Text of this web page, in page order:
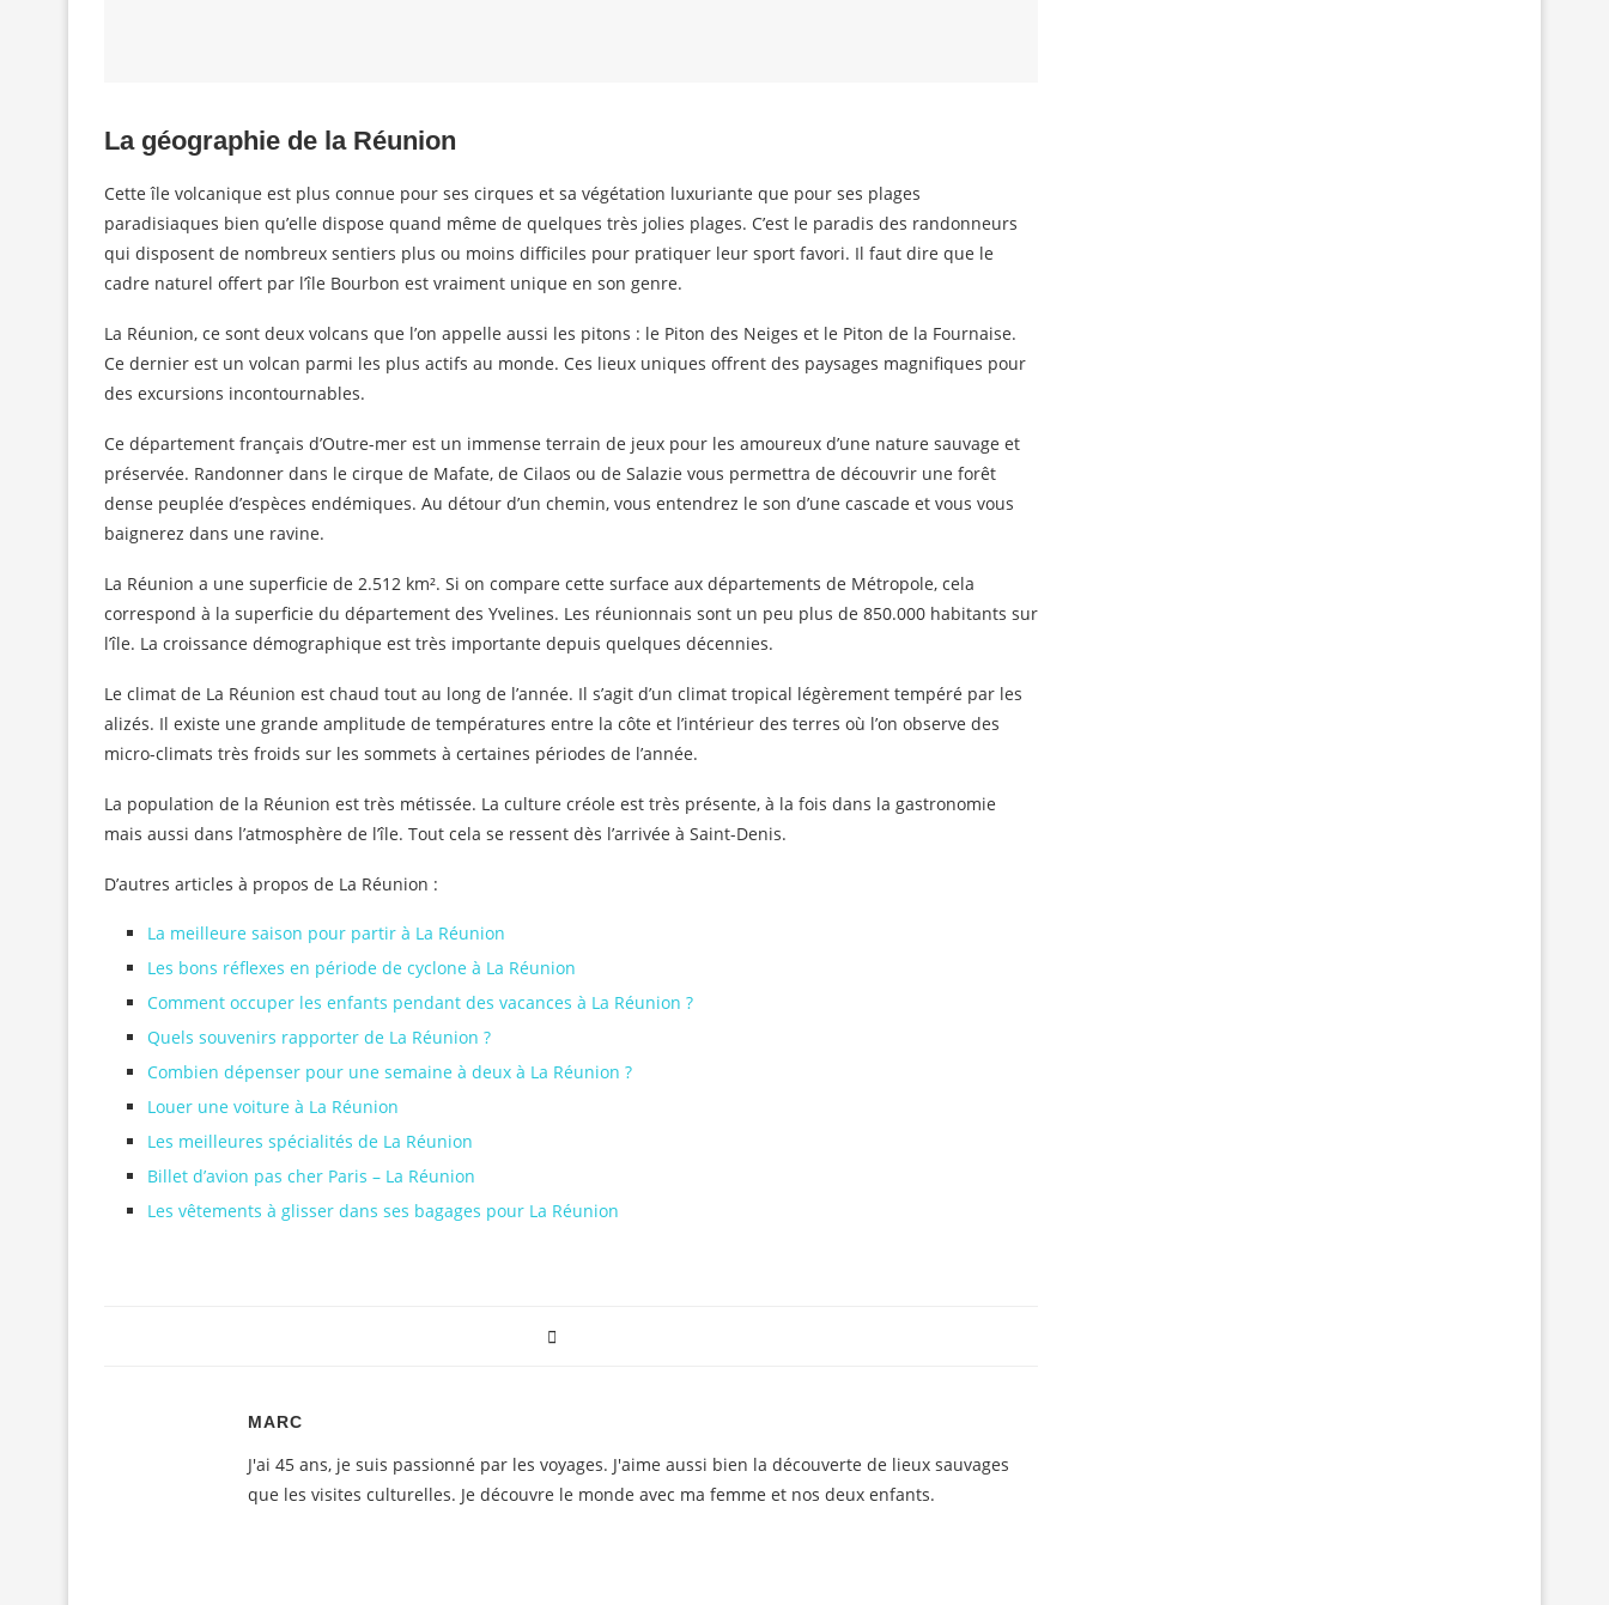
La géographie de la Réunion
Cette île volcanique est plus connue pour ses cirques et sa végétation luxuriante que pour ses plages
paradisiaques bien qu’elle dispose quand même de quelques très jolies plages. C’est le paradis des randonneurs
qui disposent de nombreux sentiers plus ou moins difficiles pour pratiquer leur sport favori. Il faut dire que le
cadre naturel offert par l’île Bourbon est vraiment unique en son genre.
La Réunion, ce sont deux volcans que l’on appelle aussi les pitons : le Piton des Neiges et le Piton de la Fournaise.
Ce dernier est un volcan parmi les plus actifs au monde. Ces lieux uniques offrent des paysages magnifiques pour
des excursions incontournables.
Ce département français d’Outre-mer est un immense terrain de jeux pour les amoureux d’une nature sauvage et
préservée. Randonner dans le cirque de Mafate, de Cilaos ou de Salazie vous permettra de découvrir une forêt
dense peuplée d’espèces endémiques. Au détour d’un chemin, vous entendrez le son d’une cascade et vous vous
baignerez dans une ravine.
La Réunion a une superficie de 2.512 km². Si on compare cette surface aux départements de Métropole, cela
correspond à la superficie du département des Yvelines. Les réunionnais sont un peu plus de 850.000 habitants sur
l’île. La croissance démographique est très importante depuis quelques décennies.
Le climat de La Réunion est chaud tout au long de l’année. Il s’agit d’un climat tropical légèrement tempéré par les
alizés. Il existe une grande amplitude de températures entre la côte et l’intérieur des terres où l’on observe des
micro-climats très froids sur les sommets à certaines périodes de l’année.
La population de la Réunion est très métissée. La culture créole est très présente, à la fois dans la gastronomie
mais aussi dans l’atmosphère de l’île. Tout cela se ressent dès l’arrivée à Saint-Denis.
D’autres articles à propos de La Réunion :
La meilleure saison pour partir à La Réunion
Les bons réflexes en période de cyclone à La Réunion
Comment occuper les enfants pendant des vacances à La Réunion ?
Quels souvenirs rapporter de La Réunion ?
Combien dépenser pour une semaine à deux à La Réunion ?
Louer une voiture à La Réunion
Les meilleures spécialités de La Réunion
Billet d’avion pas cher Paris – La Réunion
Les vêtements à glisser dans ses bagages pour La Réunion
MARC
J'ai 45 ans, je suis passionné par les voyages. J'aime aussi bien la découverte de lieux sauvages
que les visites culturelles. Je découvre le monde avec ma femme et nos deux enfants.